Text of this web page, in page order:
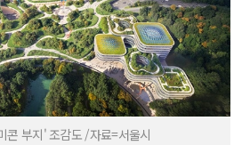
콘 부지' 조감도 /자료=서울시